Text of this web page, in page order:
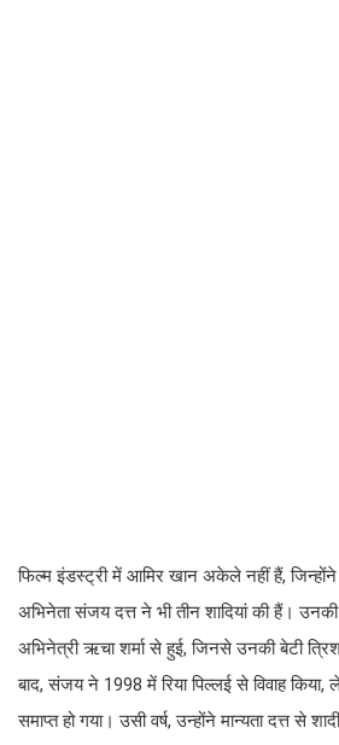
फिल्म इंडस्ट्री में आमिर खान अकेले नहीं हैं, जिन्होंने
अभिनेता संजय दत्त ने भी तीन शादियां की हैं।
अभिनेत्री ऋचा शर्मा से हुई, जिनसे उनकी बेटी
बाद, संजय ने 1998 में रिया पिल्लई से विवाह किया,
समाप्त हो गया। उसी वर्ष, उन्होंने मान्यता दत्त से